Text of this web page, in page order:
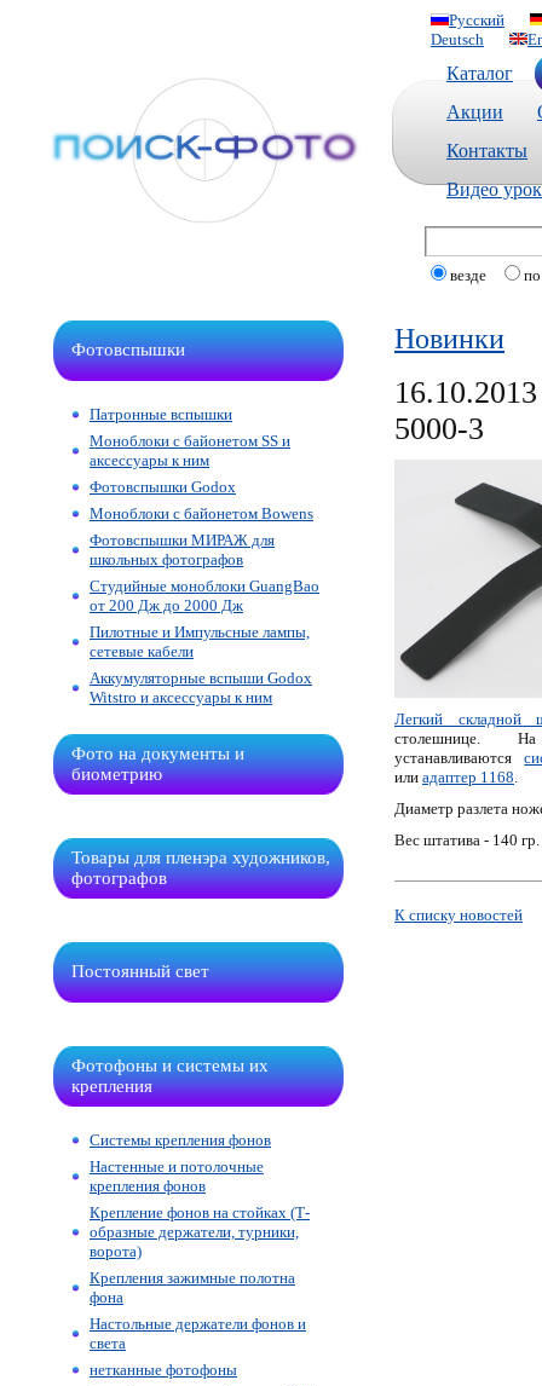
Русский
Deutsch
Каталог
Акции
Контакты
Видео
везде
Фотовспышки
Патронные вспышки
Моноблоки с байонетом SS и
аксессуары к ним
Фотовспышки Godox
Моноблоки с байонетом Bowens
Фотовспышки МИРАЖ для
школьных фотографов
Студийные моноблоки GuangBao
от 200 Дж до 2000 Дж
Пилотные и Импульсные лампы,
сетевые кабели
Аккумуляторные вспыши Godox
Witstro и аксессуары к ним
Фото на документы и
биометрию
Товары для пленэра художников,
фотографов
Постоянный свет
Фотофоны и системы их
крепления
Системы крепления фонов
Настенные и потолочные
крепления фонов
Крепление фонов на стойках (Т-
образные держатели, турники,
ворота)
Крепления зажимные полотна
фона
Настольные держатели фонов и
света
нетканные фотофоны
Новинки
5000-3
Легкий складной
столешнице.
устанавливаются
или адаптер 1168
Диаметр разлета
Вес штатива - 140 гр.
К списку новостей